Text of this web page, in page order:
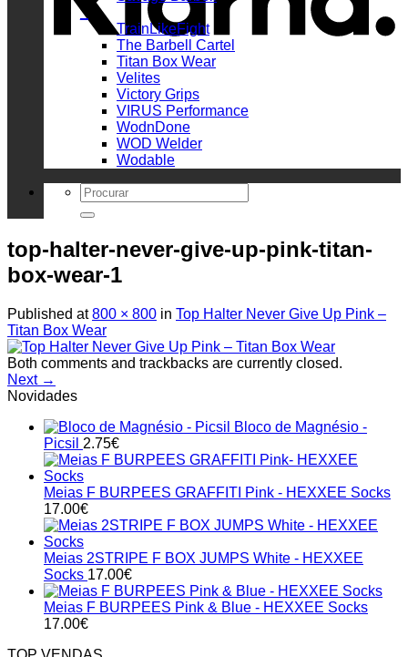
_
TrainLikeFight
The Barbell Cartel
Titan Box Wear
Velites
Victory Grips
VIRUS Performance
WodnDone
WOD Welder
Wodable
Search
for:
top-halter-never-give-up-pink-titan-
box-wear-1
Published at800 × 800 in Top Halter Never Give Up Pink –
Titan Box Wear
Both comments and trackbacks are currently closed.
Next →
Novidades
Bloco de Magnésio -
Picsil 2.75€
Meias F BURPEES GRAFFITI Pink - HEXXEE Socks
17.00€
Meias 2STRIPE F BOX JUMPS White - HEXXEE
Socks 17.00€
Meias F BURPEES Pink & Blue - HEXXEE Socks
17.00€